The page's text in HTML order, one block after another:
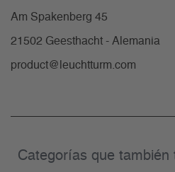
Am Spakenberg 45
21502 Geesthacht - Alemania
product@leuchtturm.com
Categorías que también